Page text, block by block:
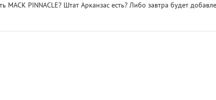
MACK PINNACLE? Штат Арканзас есть? Либо завтра будет